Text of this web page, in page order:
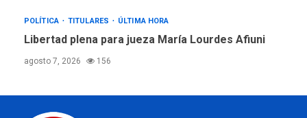
POLÍTICA TITULARES ÚLTIMA HORA
Libertad plena para jueza María Lourdes Afiuni
agosto 7, 2026 156